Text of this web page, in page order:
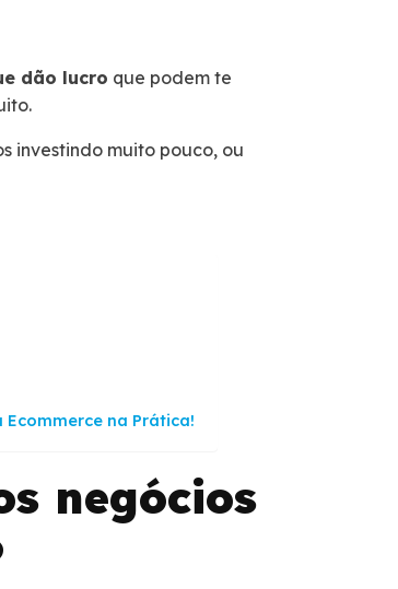
dão lucro que podem te
investindo muito pouco, ou
na Prática!
negócios